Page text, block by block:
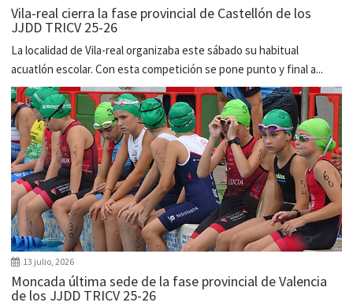
Vila-real cierra la fase provincial de Castellón de los
JJDD TRICV 25-26
La localidad de Vila-real organizaba este sábado su habitual
acuatlón escolar. Con esta competición se pone punto y final a...
13 julio, 2026
Moncada última sede de la fase provincial de Valencia
de los JJDD TRICV 25-26